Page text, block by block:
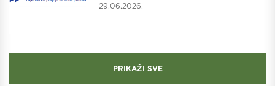
29.06.2026.
PRIKAŽI SVE